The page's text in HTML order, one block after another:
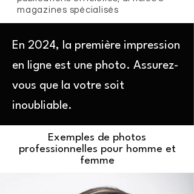
magazines spécialisés​​​​​​
En 2024, la première impression
en ligne est une photo. Assurez-
vous que la votre soit
inoubliable.
Exemples de photos
professionnelles pour homme et
femme